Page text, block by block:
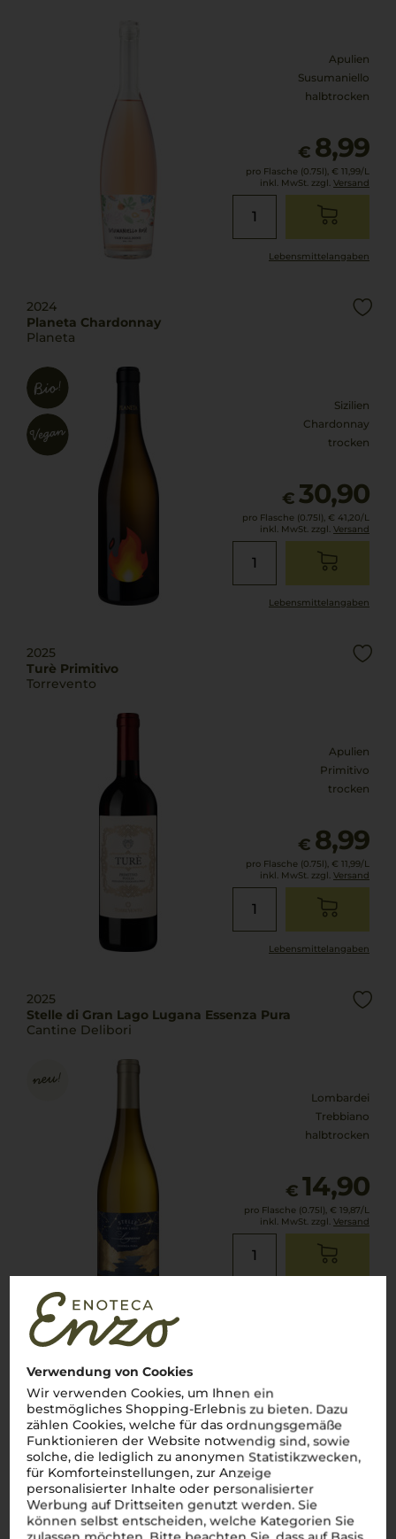
Verwendung von Cookies
Wir verwenden Cookies, um Ihnen ein
bestmögliches Shopping-Erlebnis zu bieten. Dazu
zählen Cookies, welche für das ordnungsgemäße
Funktionieren der Website notwendig sind, sowie
solche, die lediglich zu anonymen Statistikzwecken,
für Komforteinstellungen, zur Anzeige
personalisierter Inhalte oder personalisierter
Werbung auf Drittseiten genutzt werden. Sie
können selbst entscheiden, welche Kategorien Sie
Apulien
Susumaniello
halbtrocken
€ 8,99
pro Flasche (0.75l), € 11,99/L
inkl. MwSt. zzgl. Versand
Lebensmittel­angaben
2024
Planeta Chardonnay
Planeta
Sizilien
Chardonnay
trocken
€ 30,90
pro Flasche (0.75l), € 41,20/L
inkl. MwSt. zzgl. Versand
Lebensmittel­angaben
2025
Turè Primitivo
Torrevento
Apulien
Primitivo
trocken
€ 8,99
pro Flasche (0.75l), € 11,99/L
inkl. MwSt. zzgl. Versand
Lebensmittel­angaben
2025
Stelle di Gran Lago Lugana Essenza Pura
Cantine Delibori
Lombardei
Trebbiano
halbtrocken
€ 14,90
pro Flasche (0.75l), € 19,87/L
inkl. MwSt. zzgl. Versand
2024
Scavi & Ray
Lombardei
Trebbiano di Lugana
12,90